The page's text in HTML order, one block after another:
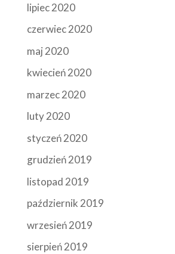
lipiec 2020
czerwiec 2020
maj 2020
kwiecień 2020
marzec 2020
luty 2020
styczeń 2020
grudzień 2019
listopad 2019
październik 2019
wrzesień 2019
sierpień 2019